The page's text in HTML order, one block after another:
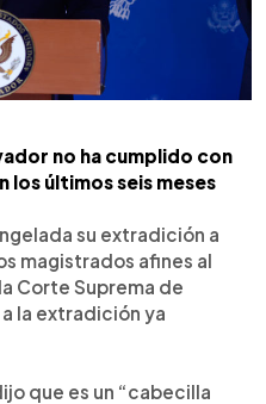
no ha cumplido con
últimos seis meses
su extradición a
magistrados afines al
Corte Suprema de
la extradición ya
que es un “cabecilla